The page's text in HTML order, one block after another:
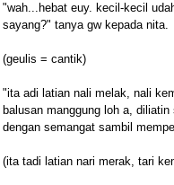
"wah...hebat euy. kecil-kecil
sayang?" tanya gw kepada nita.
(geulis = cantik)
"ita adi latian nali melak, nali
balusan manggung loh a,
dengan semangat sambil
(ita tadi latian nari merak, tari